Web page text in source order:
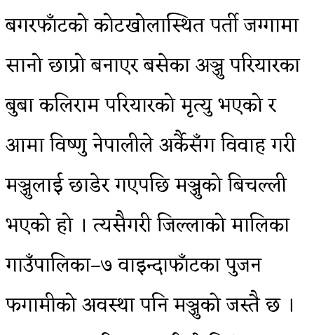
बगरफाँटको कोटखोलास्थित पर्ती जग्गामा
सानो छाप्रो बनाएर बसेका अञ्जु परियारका
बुबा कलिराम परियारको मृत्यु भएको र
आमा विष्णु नेपालीले अर्कैसँग विवाह गरी
मञ्जुलाई छाडेर गएपछि मञ्जुको बिचल्ली
भएको हो । त्यसैगरी जिल्लाको मालिका
गाउँपालिका–७ वाइन्दाफाँटका पुजन
फगामीको अवस्था पनि मञ्जुको जस्तै छ ।